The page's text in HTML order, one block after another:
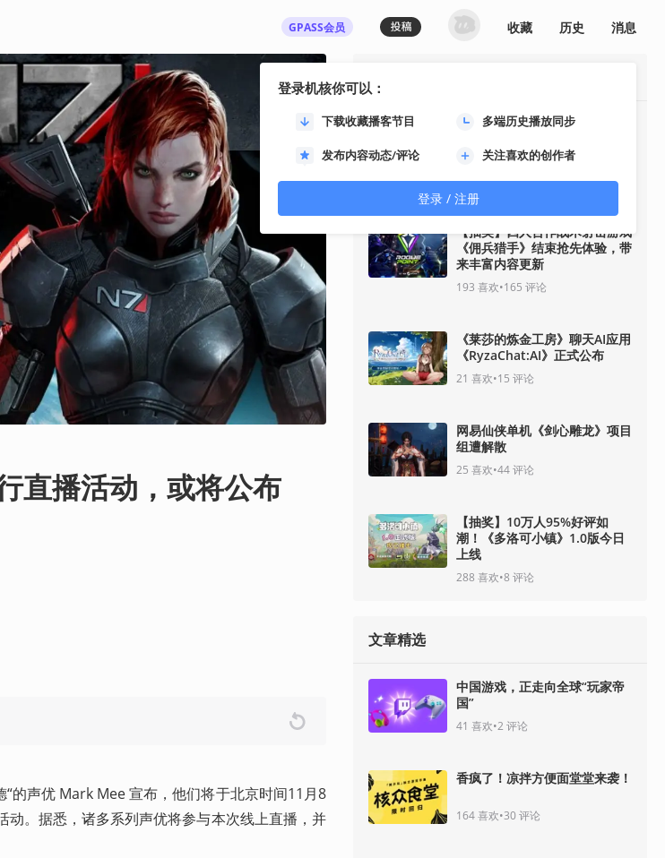
GPASS会员
登录机核你可以：
下载收藏播客节目 多端历史播放同步
发布内容动态/评论 关注喜欢的创作者
登录 / 注册
收藏 历史 消息
直播活动，或将公布
的声优 Mark Mee 宣布，他们将于北京时间11月8
。据悉，诸多系列声优将参与本次线上直播，并
最热资讯
《影之刃零》8月12日开启预
晓！
93喜欢•33评论
【抽奖】四人合作战术射击游戏
《佣兵猎手》结束抢先体验，带
来丰富内容更新
193 喜欢•165 评论
《莱莎的炼金工房》聊天AI应用
《RyzaChat:AI》正式公布
21 喜欢•15 评论
网易仙侠单机《剑心雕龙》项目
组遭解散
25 喜欢•44评论
【抽奖】10万人95%好评如
潮！《多洛可小镇》1.0版今日
上线
288 喜欢•8 评论
文章精选
中国游戏，正走向全球“玩家帝
国”
41 喜欢•2 评论
香疯了！凉拌方便面堂堂来袭！
164喜欢•30评论